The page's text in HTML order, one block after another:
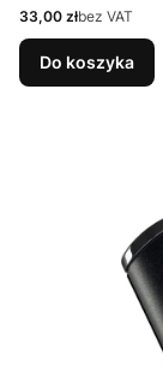
Cena
33,00 złbez VAT
Do koszyka